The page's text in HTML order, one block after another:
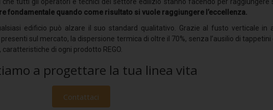
fondamentale quando come risultato si vuole raggiungere l’eccellenza.
edificio può alzare il suo standard qualitativo. Grazie al fusto verticale in
sul mercato, la dispersione termica di oltre il 70%, senza l’ausilio di
di ogni prodotto REGO.
a progettare la tua linea vita
Contattaci